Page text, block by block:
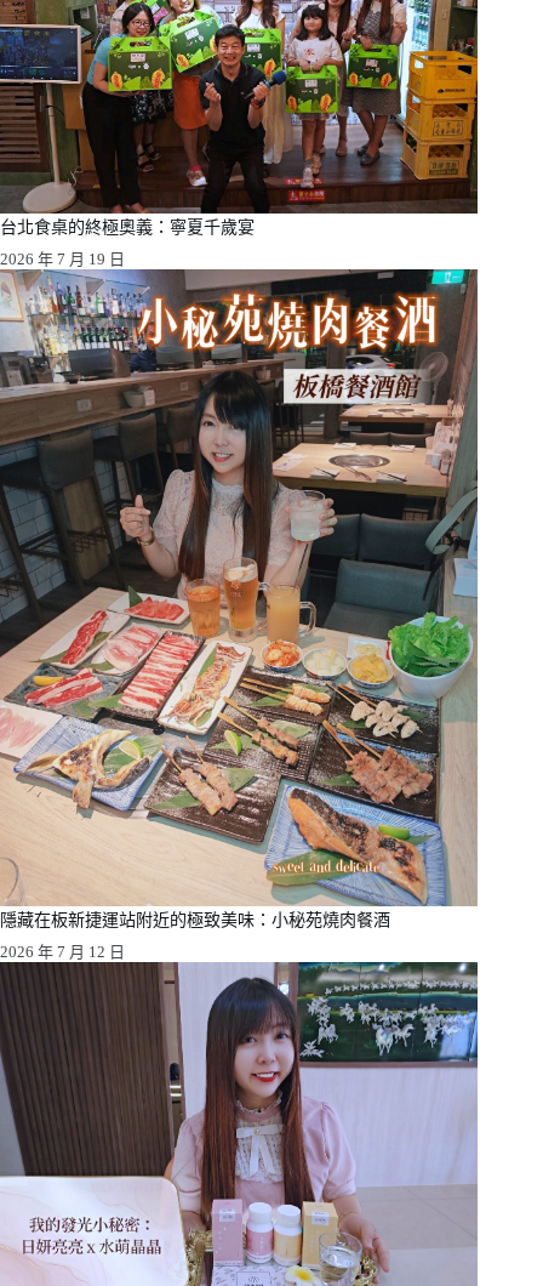
台北食桌的終極奧義：寧夏千歲宴
2026 年 7 月 19 日
隱藏在板新捷運站附近的極致美味：小秘苑燒肉餐酒
2026 年 7 月 12 日